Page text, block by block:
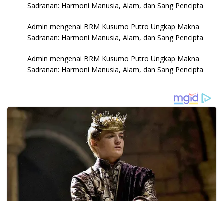
Sadranan: Harmoni Manusia, Alam, dan Sang Pencipta
Admin mengenai BRM Kusumo Putro Ungkap Makna
Sadranan: Harmoni Manusia, Alam, dan Sang Pencipta
Admin mengenai BRM Kusumo Putro Ungkap Makna
Sadranan: Harmoni Manusia, Alam, dan Sang Pencipta